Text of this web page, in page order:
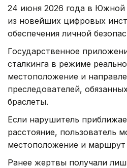
24 июня 2026 года в Южной
из новейших цифровых
обеспечения личной
Государственное
сталкинга в режиме
местоположение и
преследователей,
браслеты.
Если нарушитель
расстояние, пользователь
местоположение и маршрут
Ранее жертвы получали